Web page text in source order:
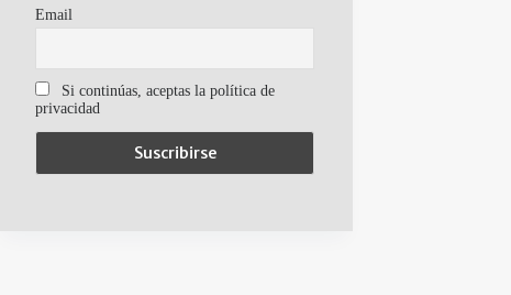
Email
Si continúas, aceptas la política de
privacidad